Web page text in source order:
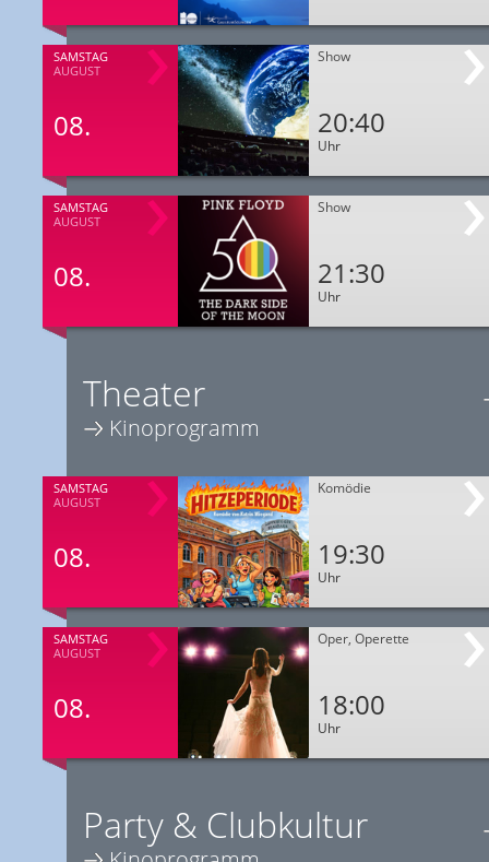
SAMSTAG
AUGUST
08.
Show
20:40
Uhr
SAMSTAG
AUGUST
08.
Show
21:30
Uhr
Theater
Kinoprogramm
SAMSTAG
AUGUST
08.
Komödie
19:30
Uhr
SAMSTAG
AUGUST
08.
Oper, Operette
18:00
Uhr
Party & Clubkultur